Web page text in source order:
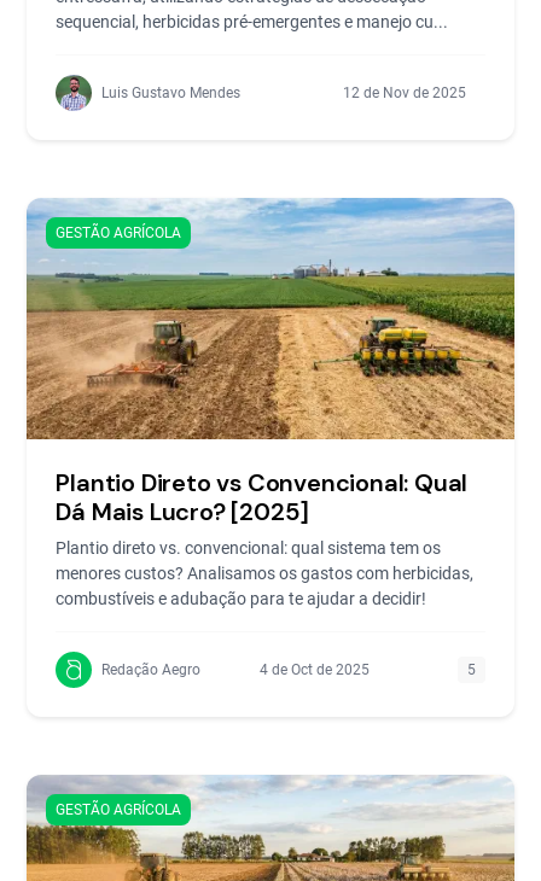
sequencial, herbicidas pré-emergentes e manejo cu...
Luis Gustavo Mendes 12 de Nov de 2025
GESTÃO AGRÍCOLA
Plantio Direto vs Convencional: Qual
Dá Mais Lucro? [2025]
Plantio direto vs. convencional: qual sistema tem os
menores custos? Analisamos os gastos com herbicidas,
combustíveis e adubação para te ajudar a decidir!
Redação Aegro 4 de Oct de 2025 5
GESTÃO AGRÍCOLA